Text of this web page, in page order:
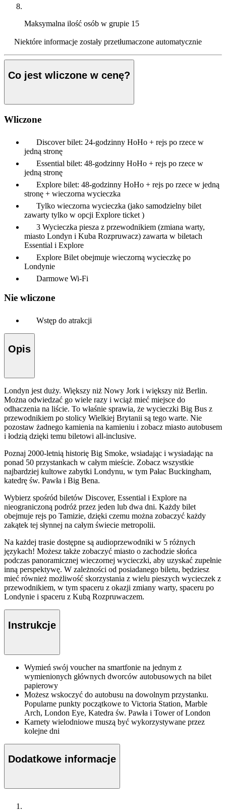
Maksymalna ilość osób w grupie 15
Niektóre informacje zostały przetłumaczone automatycznie
Co jest wliczone w cenę?
Wliczone
Discover bilet: 24-godzinny HoHo + rejs po rzece w
jedną stronę
Essential bilet: 48-godzinny HoHo + rejs po rzece w
jedną stronę
Explore bilet: 48-godzinny HoHo + rejs po rzece w jedną
stronę + wieczorna wycieczka
Tylko wieczorna wycieczka (jako samodzielny bilet
zawarty tylko w opcji Explore ticket )
3 Wycieczka piesza z przewodnikiem (zmiana warty,
miasto Londyn i Kuba Rozpruwacz) zawarta w biletach
Essential i Explore
Explore Bilet obejmuje wieczorną wycieczkę po
Londynie
Darmowe Wi-Fi
Nie wliczone
Wstęp do atrakcji
Opis
Londyn jest duży. Większy niż Nowy Jork i większy niż Berlin.
Można odwiedzać go wiele razy i wciąż mieć miejsce do
odhaczenia na liście. To właśnie sprawia, że wycieczki Big Bus z
przewodnikiem po stolicy Wielkiej Brytanii są tego warte. Nie
pozostaw żadnego kamienia na kamieniu i zobacz miasto autobusem
i łodzią dzięki temu biletowi all-inclusive.
Poznaj 2000-letnią historię Big Smoke, wsiadając i wysiadając na
ponad 50 przystankach w całym mieście. Zobacz wszystkie
najbardziej kultowe zabytki Londynu, w tym Pałac Buckingham,
katedrę św. Pawła i Big Bena.
Wybierz spośród biletów Discover, Essential i Explore na
nieograniczoną podróż przez jeden lub dwa dni. Każdy bilet
obejmuje rejs po Tamizie, dzięki czemu można zobaczyć każdy
zakątek tej słynnej na całym świecie metropolii.
Na każdej trasie dostępne są audioprzewodniki w 5 różnych
językach! Możesz także zobaczyć miasto o zachodzie słońca
podczas panoramicznej wieczornej wycieczki, aby uzyskać zupełnie
inną perspektywę. W zależności od posiadanego biletu, będziesz
mieć również możliwość skorzystania z wielu pieszych wycieczek z
przewodnikiem, w tym spaceru z okazji zmiany warty, spaceru po
Londynie i spaceru z Kubą Rozpruwaczem.
Instrukcje
Wymień swój voucher na smartfonie na jednym z
wymienionych głównych dworców autobusowych na bilet
papierowy
Możesz wskoczyć do autobusu na dowolnym przystanku.
Popularne punkty początkowe to Victoria Station, Marble
Arch, London Eye, Katedra św. Pawła i Tower of London
Karnety wielodniowe muszą być wykorzystywane przez
kolejne dni
Dodatkowe informacje